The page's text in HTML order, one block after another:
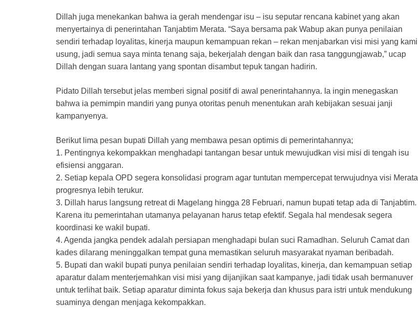
Dillah juga menekankan bahwa ia gerah mendengar isu – isu seputar rencana kabinet yang akan
menyertainya di penerintahan Tanjabtim Merata. “Saya bersama pak Wabup akan punya penilaian
sendiri terhadap loyalitas, kinerja maupun kemampuan rekan – rekan menjabarkan visi misi yang kami
usung, jadi semua saya minta tenang saja, bekerjalah dengan baik dan rasa tanggungjawab,” ucap
Dillah dengan suara lantang yang spontan disambut tepuk tangan hadirin.
Pidato Dillah tersebut jelas memberi signal positif di awal penerintahannya. Ia ingin menegaskan
bahwa ia pemimpin mandiri yang punya otoritas penuh menentukan arah kebijakan sesuai janji
kampanyenya.
Berikut lima pesan bupati Dillah yang membawa pesan optimis di pemerintahannya;
1. Pentingnya kekompakkan menghadapi tantangan besar untuk mewujudkan visi misi di tengah isu
efisiensi anggaran.
2. Setiap kepala OPD segera konsolidasi program agar tuntutan mempercepat terwujudnya visi Merata
progresnya lebih terukur.
3. Dillah harus langsung retreat di Magelang hingga 28 Februari, namun bupati tetap ada di Tanjabtim.
Karena itu pemerintahan utamanya pelayanan harus tetap efektif. Segala hal mendesak segera
koordinasi ke wakil bupati.
4. Agenda jangka pendek adalah persiapan menghadapi bulan suci Ramadhan. Seluruh Camat dan
kades dilarang meninggalkan tempat guna memastikan seluruh masyarakat nyaman beribadah.
5. Bupati dan wakil bupati punya penilaian sendiri terhadap loyalitas, kinerja, dan kemampuan setiap
aparatur dalam menterjemahkan visi misi yang dijanjikan saat kampanye, jadi tidak usah bermanuver
untuk terlihat baik. Setiap aparatur diminta fokus saja bekerja dan khusus para istri untuk mendukung
suaminya dengan menjaga kekompakkan.